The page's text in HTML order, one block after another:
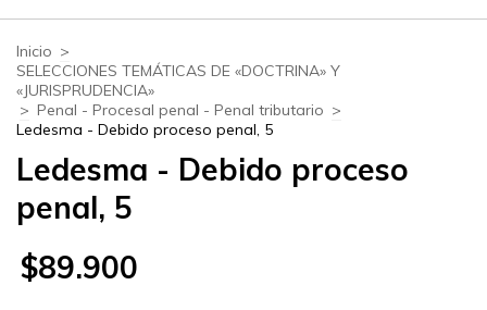
Inicio >
SELECCIONES TEMÁTICAS DE «DOCTRINA» Y
«JURISPRUDENCIA»
> Penal - Procesal penal - Penal tributario >
Ledesma - Debido proceso penal, 5
Ledesma - Debido proceso
penal, 5
$89.900